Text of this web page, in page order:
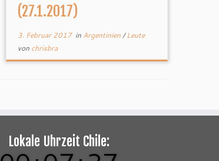
(27.1.2017)
3. Februar 2017in Argentinien/Leute
von chrisbra
Lokale Uhrzeit Chile: